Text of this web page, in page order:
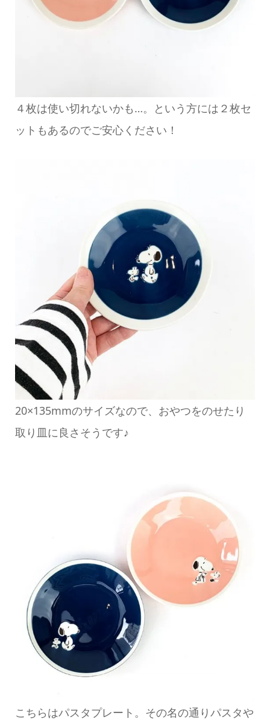
４枚は使い切れないかも…。という方には２枚セ
ットもあるのでご安心ください！
20×135mmのサイズなので、おやつをのせたり
取り皿に良さそうです♪
こちらはパスタプレート。その名の通りパスタや